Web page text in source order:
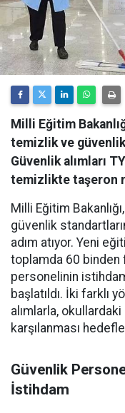
Milli Eğitim
temizlik ve
Güvenlik alımları
temizlikte taşeron
Milli Eğitim
güvenlik
adım atıyor. Yeni
toplamda 60
personelinin
başlatıldı. İki farklı
alımlarla,
karşılanması
Güvenlik
İstihdam